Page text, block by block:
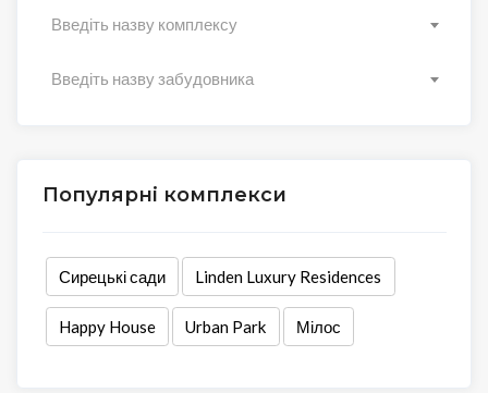
Введіть назву комплексу
Введіть назву забудовника
Популярні комплекси
Сирецькі сади Linden Luxury Residences
Happy House Urban Park Мілос